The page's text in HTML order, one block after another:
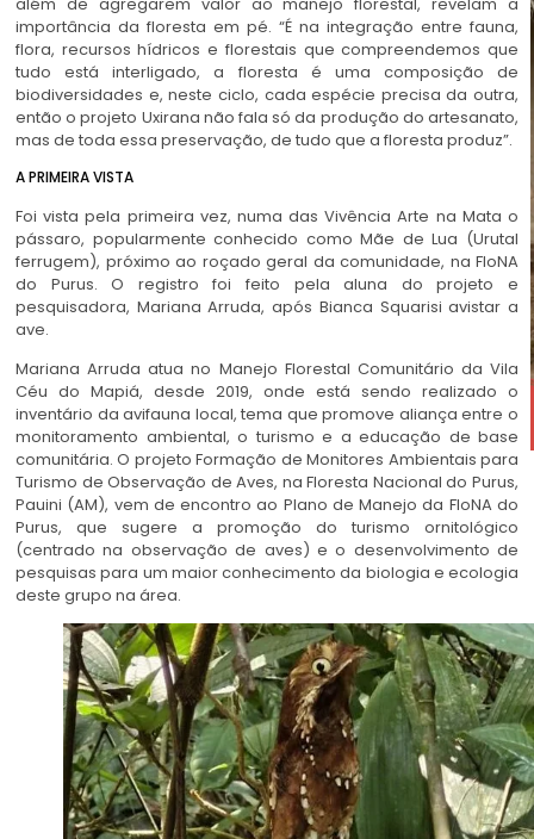
importância da floresta em pé. “É na integração entre fauna,
flora, recursos hídricos e florestais que compreendemos que
tudo está interligado, a floresta é uma composição de
biodiversidades e, neste ciclo, cada espécie precisa da outra,
então o projeto Uxirana não fala só da produção do artesanato,
mas de toda essa preservação, de tudo que a floresta produz”.
A PRIMEIRA VISTA
Foi vista pela primeira vez, numa das Vivência Arte na Mata o
pássaro, popularmente conhecido como Mãe de Lua (Urutal
ferrugem), próximo ao roçado geral da comunidade, na FloNA
do Purus. O registro foi feito pela aluna do projeto e
pesquisadora, Mariana Arruda, após Bianca Squarisi avistar a
ave.
Mariana Arruda atua no Manejo Florestal Comunitário da Vila
Céu do Mapiá, desde 2019, onde está sendo realizado o
inventário da avifauna local, tema que promove aliança entre o
monitoramento ambiental, o turismo e a educação de base
comunitária. O projeto Formação de Monitores Ambientais para
Turismo de Observação de Aves, na Floresta Nacional do Purus,
Pauini (AM), vem de encontro ao Plano de Manejo da FloNA do
Purus, que sugere a promoção do turismo ornitológico
(centrado na observação de aves) e o desenvolvimento de
pesquisas para um maior conhecimento da biologia e ecologia
deste grupo na área.